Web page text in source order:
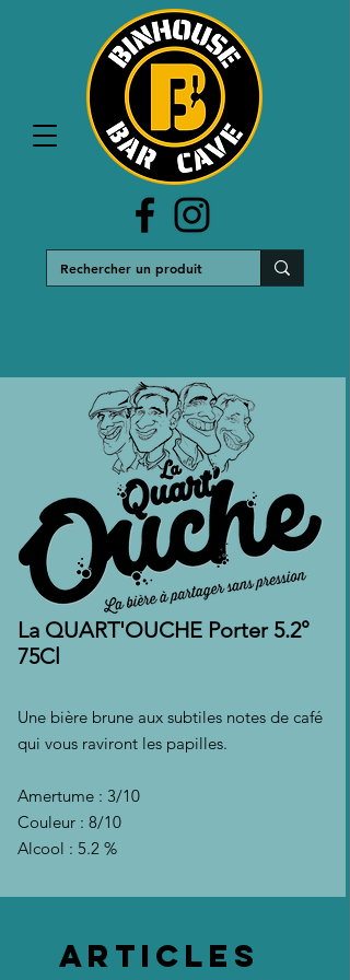
La QUART'OUCHE Porter 5.2°
75Cl
Une bière brune aux subtiles notes de café
qui vous raviront les papilles.
Amertume : 3/10
Couleur : 8/10
Alcool : 5.2 %
Articles